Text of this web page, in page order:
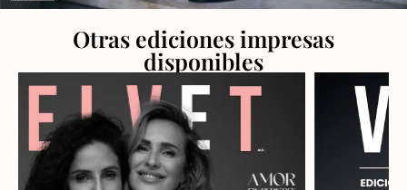
Otras ediciones impresas
disponibles